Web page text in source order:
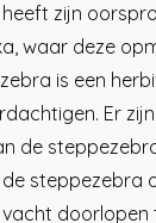
zijn
waar deze
is een
Er
de
de steppezebra
doorlopen